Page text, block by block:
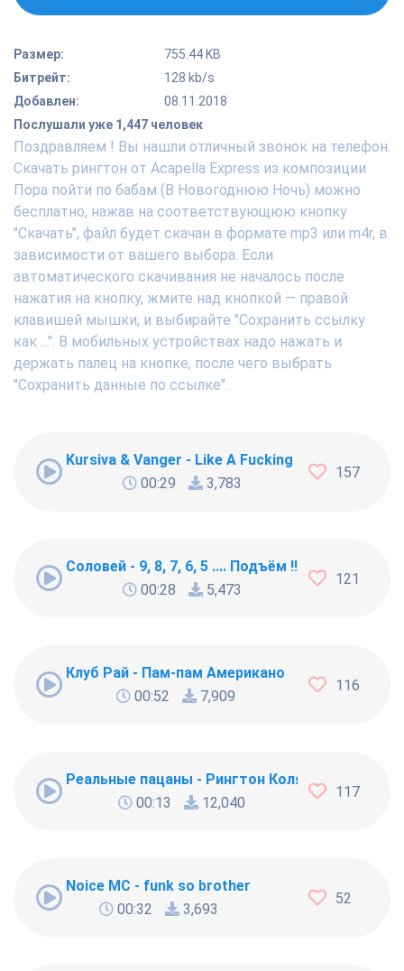
Размер:
755.44 KB
Битрейт:
128 kb/s
Добавлен:
08.11.2018
Послушали уже 1,447 человек
Поздравляем ! Вы нашли отличный звонок на телефон.
Скачать рингтон от Acapella Express из композиции
Пора пойти по бабам (В Новогоднюю Ночь) можно
бесплатно, нажав на соответствующюю кнопку
"Скачать", файл будет скачан в формате mp3 или m4r, в
зависимости от вашего выбора. Если
автоматического скачивания не началось после
нажатия на кнопку, жмите над кнопкой — правой
клавишей мышки, и выбирайте "Сохранить ссылку
как ...". В мобильных устройствах надо нажать и
держать палец на кнопке, после чего выбрать
"Сохранить данные по ссылке".
Kursiva & Vanger - Like A Fucking Newbie
00:29
3,783
157
Соловей - 9, 8, 7, 6, 5 .... Подъём !!!
00:28
5,473
121
Клуб Рай - Пам-пам Американо
00:52
7,909
116
Реальные пацаны - Рингтон Коляна
00:13
12,040
117
Noice MC - funk so brother
00:32
3,693
52